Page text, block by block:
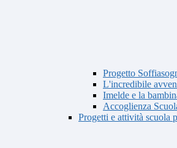
Progetto
L'incredibile
Imelde e la
Accoglienza
Progetti e attività scuola